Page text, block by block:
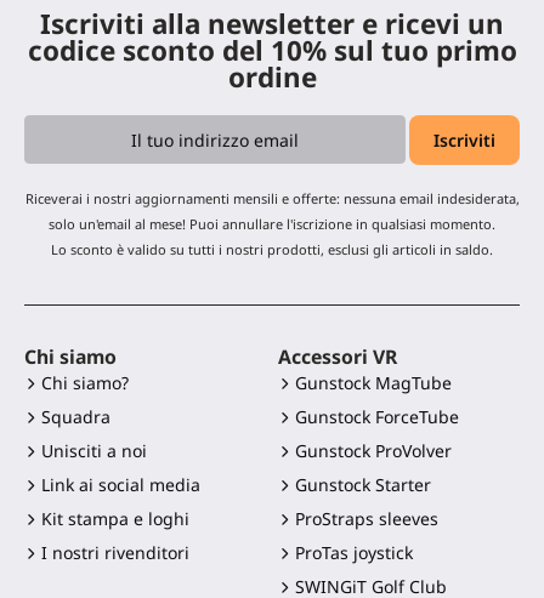
Iscriviti alla newsletter e ricevi un
codice sconto del 10% sul tuo primo
ordine
Riceverai i nostri aggiornamenti mensili e offerte: nessuna email indesiderata,
solo un'email al mese! Puoi annullare l'iscrizione in qualsiasi momento.
Lo sconto è valido su tutti i nostri prodotti, esclusi gli articoli in saldo.
Chi siamo
Chi siamo?
Squadra
Unisciti a noi
Link ai social media
Kit stampa e loghi
I nostri rivenditori
Accessori VR
Gunstock MagTube
Gunstock ForceTube
Gunstock ProVolver
Gunstock Starter
ProStraps sleeves
ProTas joystick
SWINGiT Golf Club